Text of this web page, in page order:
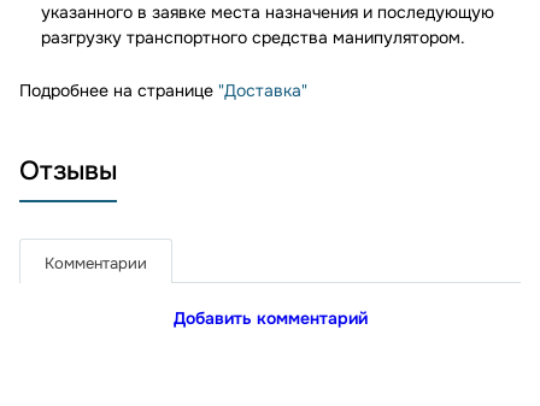
указанного в заявке места назначения и последующую
разгрузку транспортного средства манипулятором.
Подробнее на странице "Доставка"
Отзывы
Комментарии
Добавить комментарий